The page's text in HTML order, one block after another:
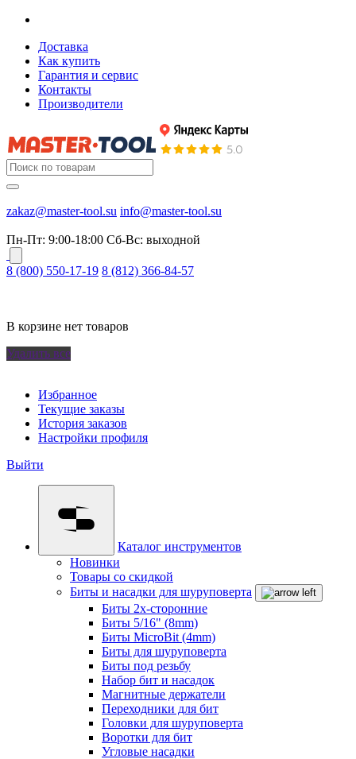
Доставка
Как купить
Гарантия и сервис
Контакты
Производители
zakaz@master-tool.su info@master-tool.su
Пн-Пт: 9:00-18:00 Cб-Вс: выходной
8 (800) 550-17-19 8 (812) 366-84-57
В корзине нет товаров
Удалить все
Избранное
Текущие заказы
История заказов
Настройки профиля
Выйти
Каталог инструментов
Новинки
Товары со скидкой
Биты и насадки для шуруповерта
Биты 2х-сторонние
Биты 5/16" (8mm)
Биты MicroBit (4mm)
Биты для шуруповерта
Биты под резьбу
Набор бит и насадок
Магнитные держатели
Переходники для бит
Головки для шуруповерта
Воротки для бит
Угловые насадки